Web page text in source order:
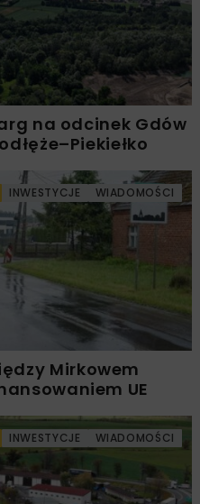
na odcinek Gdów
INWESTYCJE WIADOMOŚCI
Mirkowem
UE
INWESTYCJE WIADOMOŚCI